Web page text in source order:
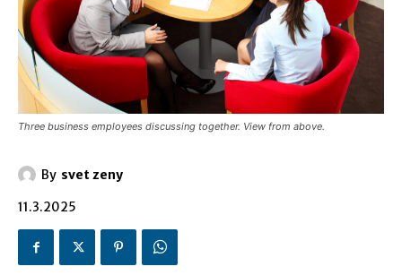
Three business employees discussing together. View from above.
By svet zeny
11.3.2025